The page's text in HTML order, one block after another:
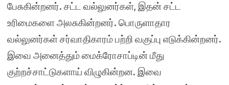
பேசுகின்றனர். சட்ட வல்லுனர்கள், இதன் சட்ட
உரிமைகளை அலசுகின்றனர். பொருளாதார
வல்லுனர்கள் சர்வாதிகாரம் பற்றி வகுப்பு எடுக்கின்றனர்.
இவை அனைத்தும் மைக்ரோசாப்டின் மீது
குற்றச்சாட்டுகளாய் விழுகின்றன. இவை